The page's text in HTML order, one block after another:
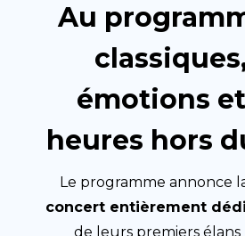
Au
émotions
heures hors
Le programme annonce
concert entièrement
de leurs premiers